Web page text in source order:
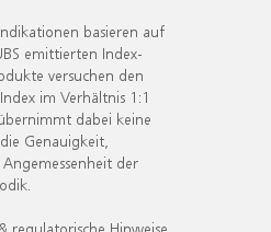
basieren auf
emittierten Index-
versuchen den
im Verhältnis 1:1
dabei keine
Genauigkeit,
der